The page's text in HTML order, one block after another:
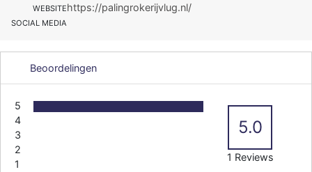
WEBSITEhttps://palingrokerijvlug.nl/
SOCIAL MEDIA
Beoordelingen
5
4
3
2
1
5.0
1 Reviews